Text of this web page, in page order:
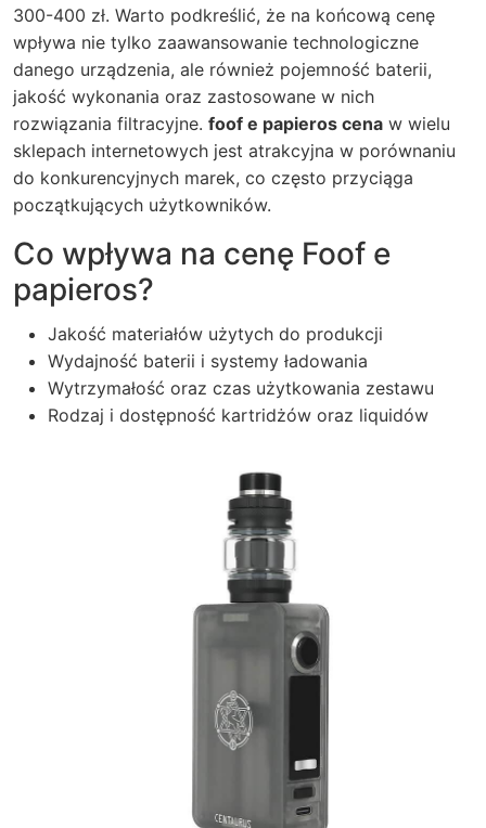
300-400 zł. Warto podkreślić, że na końcową cenę
wpływa nie tylko zaawansowanie technologiczne
danego urządzenia, ale również pojemność baterii,
jakość wykonania oraz zastosowane w nich
rozwiązania filtracyjne. foof e papieros cena w wielu
sklepach internetowych jest atrakcyjna w porównaniu
do konkurencyjnych marek, co często przyciąga
początkujących użytkowników.
Co wpływa na cenę Foof e
papieros?
Jakość materiałów użytych do produkcji
Wydajność baterii i systemy ładowania
Wytrzymałość oraz czas użytkowania zestawu
Rodzaj i dostępność kartridżów oraz liquidów